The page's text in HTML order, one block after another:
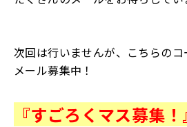
次回は行いませんが、こちらの
メール募集中！
『すごろくマス募集！